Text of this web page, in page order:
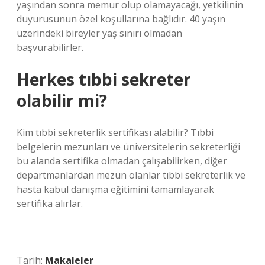
yaşından sonra memur olup olamayacağı, yetkilinin
duyurusunun özel koşullarına bağlıdır. 40 yaşın
üzerindeki bireyler yaş sınırı olmadan
başvurabilirler.
Herkes tıbbi sekreter
olabilir mi?
Kim tıbbi sekreterlik sertifikası alabilir? Tıbbi
belgelerin mezunları ve üniversitelerin sekreterliği
bu alanda sertifika olmadan çalışabilirken, diğer
departmanlardan mezun olanlar tıbbi sekreterlik ve
hasta kabul danışma eğitimini tamamlayarak
sertifika alırlar.
Tarih: Makaleler